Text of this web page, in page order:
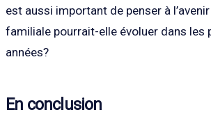
est aussi important de penser à
familiale pourrait-elle évoluer dans les
années?
En conclusion